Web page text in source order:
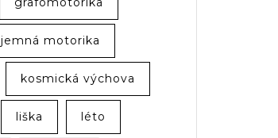
jemná motorika
kosmická výchova
liška léto